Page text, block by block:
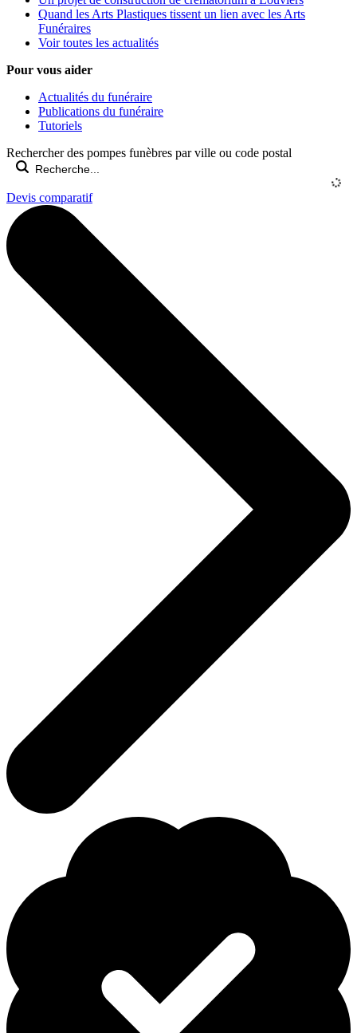
Quand les Arts Plastiques tissent un lien avec les Arts
Funéraires
Voir toutes les actualités
Pour vous aider
Actualités du funéraire
Publications du funéraire
Tutoriels
Rechercher des pompes funèbres par ville ou code postal
Devis comparatif